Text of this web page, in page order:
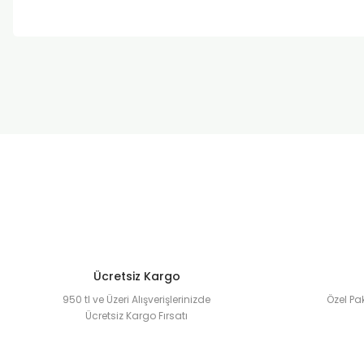
Ücretsiz Kargo
950 tl ve Üzeri Alışverişlerinizde
Ücretsiz Kargo Fırsatı
Özel